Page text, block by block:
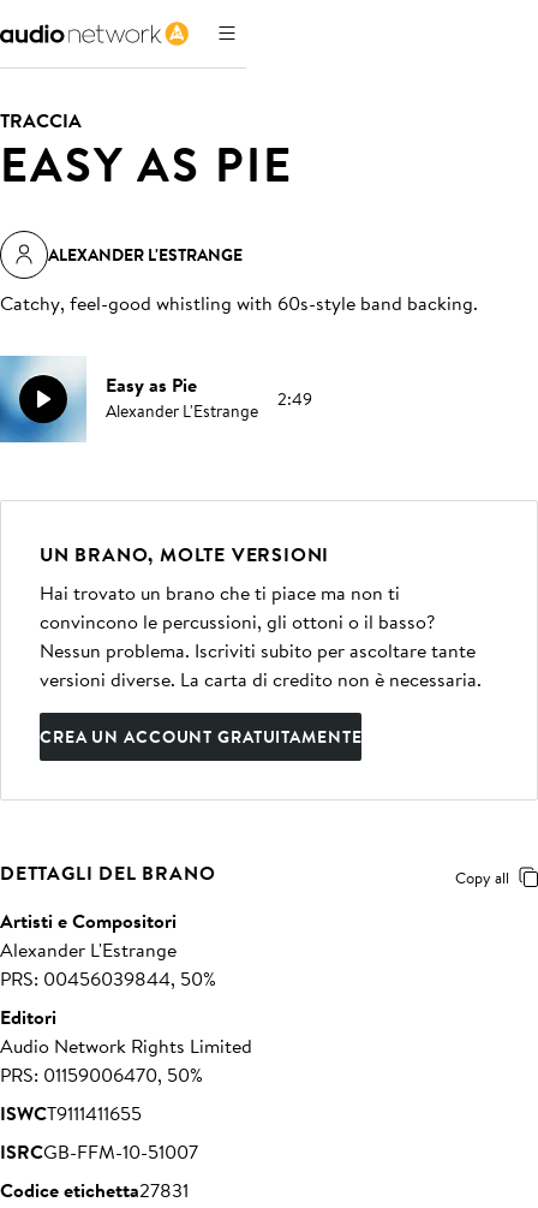
TRACCIA
EASY AS PIE
ALEXANDER L'ESTRANGE
Catchy, feel-good whistling with 60s-style band backing.
Easy as Pie
Alexander L'Estrange 2:49
UN BRANO, MOLTE VERSIONI
Hai trovato un brano che ti piace ma non ti
convincono le percussioni, gli ottoni o il basso?
Nessun problema. Iscriviti subito per ascoltare tante
versioni diverse. La carta di credito non è necessaria.
CREA UN ACCOUNT GRATUITAMENTE
DETTAGLI DEL BRANO Copy all
Artisti e Compositori
Alexander L'Estrange
PRS: 00456039844, 50%
Editori
Audio Network Rights Limited
PRS: 01159006470, 50%
ISWCT9111411655
ISRCGB-FFM-10-51007
Codice etichetta27831